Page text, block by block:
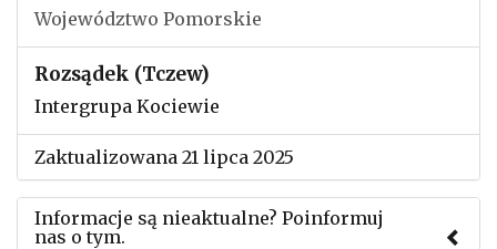
Województwo Pomorskie
Rozsądek (Tczew)
Intergrupa Kociewie
Zaktualizowana 21 lipca 2025
Informacje są nieaktualne? Poinformuj
nas o tym.